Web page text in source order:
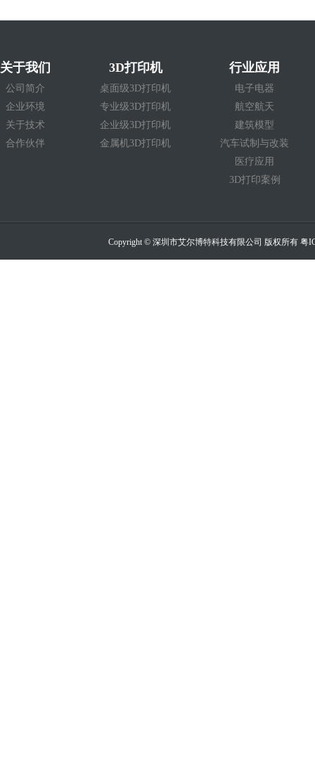
关于我们
公司简介
企业环境
关于技术
合作伙伴
3D打印机
桌面级3D打印机
专业级3D打印机
企业级3D打印机
金属机3D打印机
行业应用
电子电器
航空航天
建筑模型
汽车试制与改装
医疗应用
3D打印案例
Copyright © 深圳市艾尔博特科技有限公司 版权所有 粤